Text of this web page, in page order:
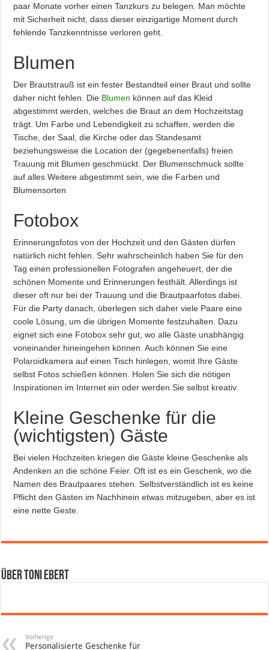
paar Monate vorher einen Tanzkurs zu belegen. Man möchte
mit Sicherheit nicht, dass dieser einzigartige Moment durch
fehlende Tanzkenntnisse verloren geht.
Blumen
Der Brautstrauß ist ein fester Bestandteil einer Braut und sollte
daher nicht fehlen. Die Blumen können auf das Kleid
abgestimmt werden, welches die Braut an dem Hochzeitstag
trägt. Um Farbe und Lebendigkeit zu schaffen, werden die
Tische, der Saal, die Kirche oder das Standesamt
beziehungsweise die Location der (gegebenenfalls) freien
Trauung mit Blumen geschmückt. Der Blumenschmuck sollte
auf alles Weitere abgestimmt sein, wie die Farben und
Blumensorten
Fotobox
Erinnerungsfotos von der Hochzeit und den Gästen dürfen
natürlich nicht fehlen. Sehr wahrscheinlich haben Sie für den
Tag einen professionellen Fotografen angeheuert, der die
schönen Momente und Erinnerungen festhält. Allerdings ist
dieser oft nur bei der Trauung und die Brautpaarfotos dabei.
Für die Party danach, überlegen sich daher viele Paare eine
coole Lösung, um die übrigen Momente festzuhalten. Dazu
eignet sich eine Fotobox sehr gut, wo alle Gäste unabhängig
voneinander hineingehen können. Auch können Sie eine
Polaroidkamera auf einen Tisch hinlegen, womit Ihre Gäste
selbst Fotos schießen können. Holen Sie sich die nötigen
Inspirationen im Internet ein oder werden Sie selbst kreativ.
Kleine Geschenke für die
(wichtigsten) Gäste
Bei vielen Hochzeiten kriegen die Gäste kleine Geschenke als
Andenken an die schöne Feier. Oft ist es ein Geschenk, wo die
Namen des Brautpaares stehen. Selbstverständlich ist es keine
Pflicht den Gästen im Nachhinein etwas mitzugeben, aber es ist
eine nette Geste.
Über Toni Ebert
Vorherige
Personalisierte Geschenke für